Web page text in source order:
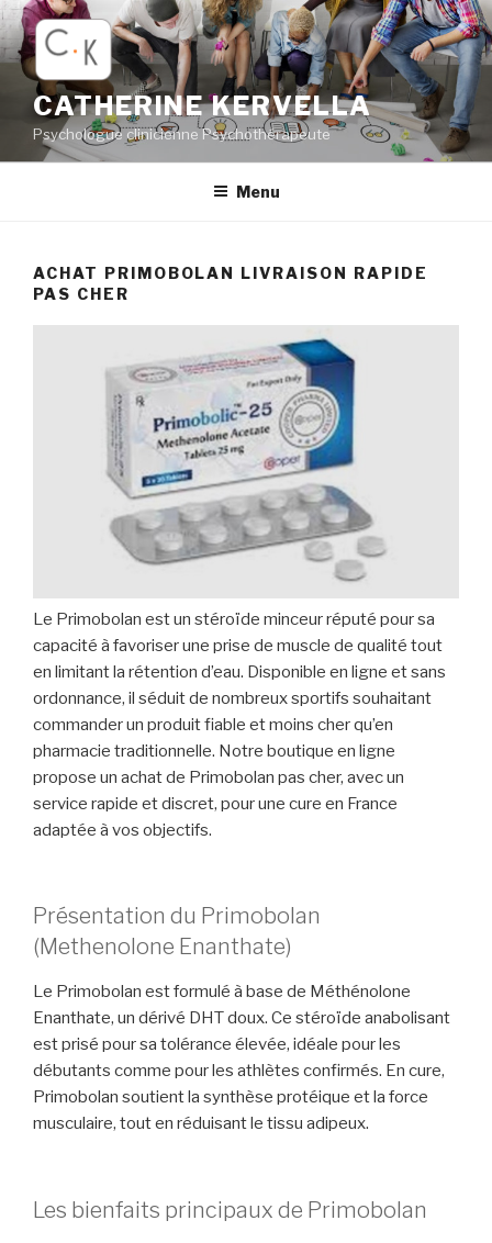
Aller
au
contenu
principalCATHERINE KERVELLA
Psychologue clinicienne Psychothérapeute
Menu
ACHAT PRIMOBOLAN LIVRAISON RAPIDE
PAS CHER
Le Primobolan est un stéroïde minceur réputé pour sa
capacité à favoriser une prise de muscle de qualité tout
en limitant la rétention d’eau. Disponible en ligne et sans
ordonnance, il séduit de nombreux sportifs souhaitant
commander un produit fiable et moins cher qu’en
pharmacie traditionnelle. Notre boutique en ligne
propose un achat de Primobolan pas cher, avec un
service rapide et discret, pour une cure en France
adaptée à vos objectifs.
Présentation du Primobolan
(Methenolone Enanthate)
Le Primobolan est formulé à base de Méthénolone
Enanthate, un dérivé DHT doux. Ce stéroïde anabolisant
est prisé pour sa tolérance élevée, idéale pour les
débutants comme pour les athlètes confirmés. En cure,
Primobolan soutient la synthèse protéique et la force
musculaire, tout en réduisant le tissu adipeux.
Les bienfaits principaux de Primobolan